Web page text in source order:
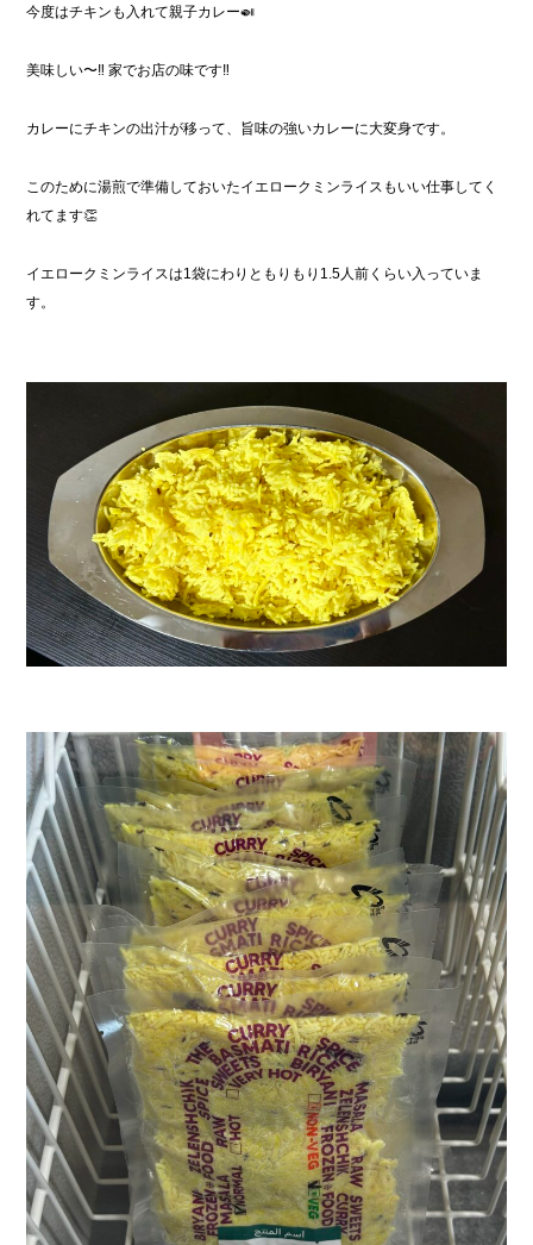
今度はチキンも入れて親子カレー🍛
美味しい〜‼︎ 家でお店の味です‼︎
カレーにチキンの出汁が移って、旨味の強いカレーに大変身です。
このために湯煎で準備しておいたイエロークミンライスもいい仕事してく
れてます👏
イエロークミンライスは1袋にわりともりもり1.5人前くらい入っていま
す。